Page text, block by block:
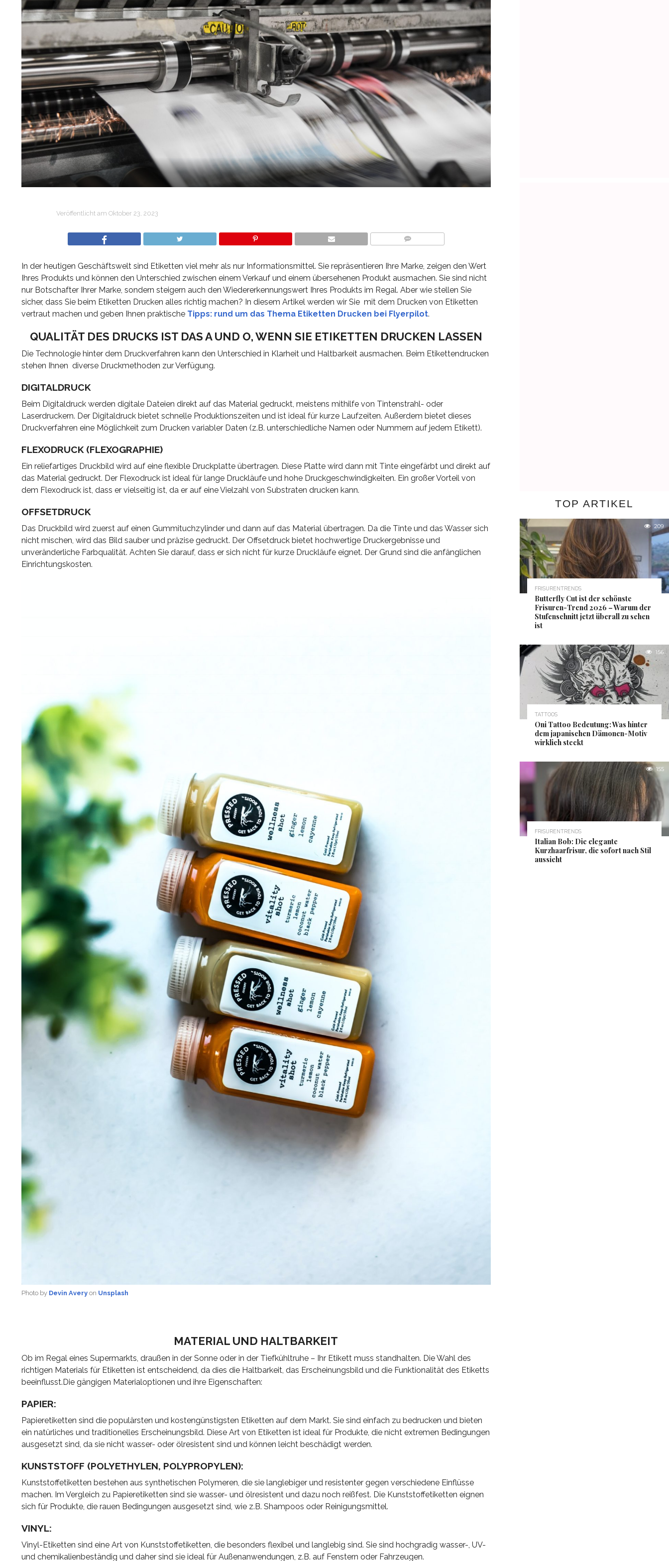
Veröffentlicht am Oktober 23, 2023
In der heutigen Geschäftswelt sind Etiketten viel mehr als nur Informationsmittel. Sie repräsentieren Ihre Marke, zeigen den Wert
Ihres Produkts und können den Unterschied zwischen einem Verkauf und einem übersehenen Produkt ausmachen. Sie sind nicht
nur Botschafter Ihrer Marke, sondern steigern auch den Wiedererkennungswert Ihres Produkts im Regal. Aber wie stellen Sie
sicher, dass Sie beim Etiketten Drucken alles richtig machen? In diesem Artikel werden wir Sie mit dem Drucken von Etiketten
vertraut machen und geben Ihnen praktische Tipps: rund um das Thema Etiketten Drucken bei Flyerpilot.
QUALITÄT DES DRUCKS IST DAS A UND O, WENN SIE ETIKETTEN DRUCKEN LASSEN
Die Technologie hinter dem Druckverfahren kann den Unterschied in Klarheit und Haltbarkeit ausmachen. Beim Etikettendrucken
stehen Ihnen diverse Druckmethoden zur Verfügung.
DIGITALDRUCK
Beim Digitaldruck werden digitale Dateien direkt auf das Material gedruckt, meistens mithilfe von Tintenstrahl- oder
Laserdruckern. Der Digitaldruck bietet schnelle Produktionszeiten und ist ideal für kurze Laufzeiten. Außerdem bietet dieses
Druckverfahren eine Möglichkeit zum Drucken variabler Daten (z.B. unterschiedliche Namen oder Nummern auf jedem Etikett).
FLEXODRUCK (FLEXOGRAPHIE)
Ein reliefartiges Druckbild wird auf eine flexible Druckplatte übertragen. Diese Platte wird dann mit Tinte eingefärbt und direkt auf
das Material gedruckt. Der Flexodruck ist ideal für lange Druckläufe und hohe Druckgeschwindigkeiten. Ein großer Vorteil von
dem Flexodruck ist, dass er vielseitig ist, da er auf eine Vielzahl von Substraten drucken kann.
OFFSETDRUCK
Das Druckbild wird zuerst auf einen Gummituchzylinder und dann auf das Material übertragen. Da die Tinte und das Wasser sich
nicht mischen, wird das Bild sauber und präzise gedruckt. Der Offsetdruck bietet hochwertige Druckergebnisse und
unveränderliche Farbqualität. Achten Sie darauf, dass er sich nicht für kurze Druckläufe eignet. Der Grund sind die anfänglichen
Einrichtungskosten.
Photo by Devin Averyon Unsplash
MATERIAL UND HALTBARKEIT
Ob im Regal eines Supermarkts, draußen in der Sonne oder in der Tiefkühltruhe – Ihr Etikett muss standhalten. Die Wahl des
richtigen Materials für Etiketten ist entscheidend, da dies die Haltbarkeit, das Erscheinungsbild und die Funktionalität des Etiketts
beeinflusst.Die gängigen Materialoptionen und ihre Eigenschaften:
PAPIER:
Papieretiketten sind die populärsten und kostengünstigsten Etiketten auf dem Markt. Sie sind einfach zu bedrucken und bieten
ein natürliches und traditionelles Erscheinungsbild. Diese Art von Etiketten ist ideal für Produkte, die nicht extremen Bedingungen
ausgesetzt sind, da sie nicht wasser- oder ölresistent sind und können leicht beschädigt werden.
KUNSTSTOFF (POLYETHYLEN, POLYPROPYLEN):
Kunststoffetiketten bestehen aus synthetischen Polymeren, die sie langlebiger und resistenter gegen verschiedene Einflüsse
machen. Im Vergleich zu Papieretiketten sind sie wasser- und ölresistent und dazu noch reißfest. Die Kunststoffetiketten eignen
sich für Produkte, die rauen Bedingungen ausgesetzt sind, wie z.B. Shampoos oder Reinigungsmittel.
VINYL:
Vinyl-Etiketten sind eine Art von Kunststoffetiketten, die besonders flexibel und langlebig sind. Sie sind hochgradig wasser-, UV-
und chemikalienbeständig und daher sind sie ideal für Außenanwendungen, z.B. auf Fenstern oder Fahrzeugen.
TOP ARTIKEL
209
FRISURENTRENDS
Butterfly Cut ist der schönste
Frisuren-Trend 2026 – Warum der
Stufenschnitt jetzt überall zu sehen
ist
156
TATTOOS
Oni Tattoo Bedeutung: Was hinter
dem japanischen Dämonen-Motiv
wirklich steckt
155
FRISURENTRENDS
Italian Bob: Die elegante
Kurzhaarfrisur, die sofort nach Stil
aussieht